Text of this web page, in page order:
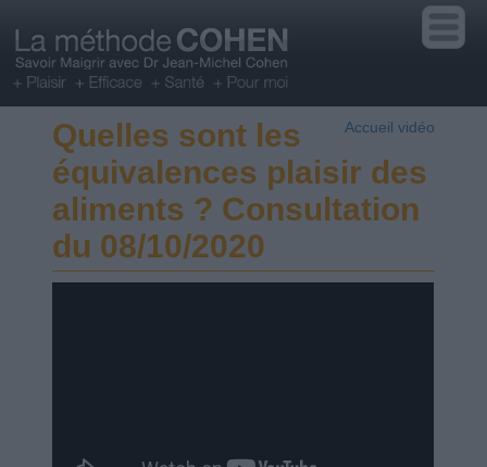
Accueil vidéo
Quelles sont les
équivalences plaisir des
aliments ? Consultation
du 08/10/2020